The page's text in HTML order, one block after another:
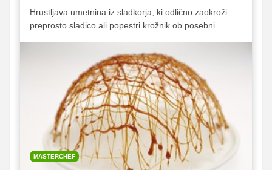
Hrustljava umetnina iz sladkorja, ki odlično zaokroži
preprosto sladico ali popestri krožnik ob posebni
MASTERCHEF